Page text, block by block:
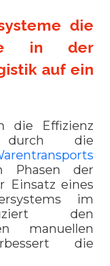
die
in der
auf ein
die Effizienz
die
Phasen der
Einsatz eines
im
den
manuellen
die